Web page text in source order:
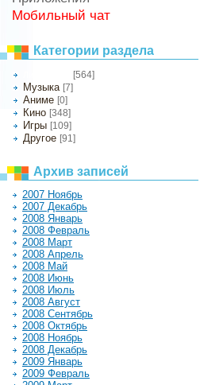
Мобильный чат
Категории раздела
[564]
Музыка [7]
Аниме [0]
Кино [348]
Игры [109]
Другое [91]
Архив записей
2007 Ноябрь
2007 Декабрь
2008 Январь
2008 Февраль
2008 Март
2008 Апрель
2008 Май
2008 Июнь
2008 Июль
2008 Август
2008 Сентябрь
2008 Октябрь
2008 Ноябрь
2008 Декабрь
2009 Январь
2009 Февраль